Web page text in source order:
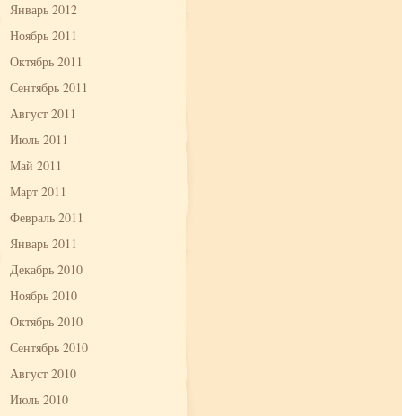
Январь 2012
Ноябрь 2011
Октябрь 2011
Сентябрь 2011
Август 2011
Июль 2011
Май 2011
Март 2011
Февраль 2011
Январь 2011
Декабрь 2010
Ноябрь 2010
Октябрь 2010
Сентябрь 2010
Август 2010
Июль 2010